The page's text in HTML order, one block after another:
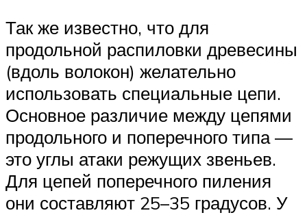
Так же известно, что для
продольной распиловки древесины
(вдоль волокон) желательно
использовать специальные цепи.
Основное различие между цепями
продольного и поперечного типа —
это углы атаки режущих звеньев.
Для цепей поперечного пиления
они составляют 25–35 градусов. У